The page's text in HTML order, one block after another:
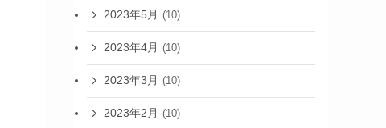
2023年5月 (10)
2023年4月 (10)
2023年3月 (10)
2023年2月 (10)